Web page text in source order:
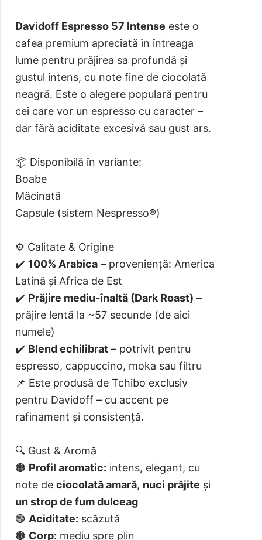
Davidoff Espresso 57 Intense este o
cafea premium apreciată în întreaga
lume pentru prăjirea sa profundă și
gustul intens, cu note fine de ciocolată
neagră. Este o alegere populară pentru
cei care vor un espresso cu caracter –
dar fără aciditate excesivă sau gust ars.
📦 Disponibilă în variante:
Boabe
Măcinată
Capsule (sistem Nespresso®)
⚙️ Calitate & Origine
✔️ 100% Arabica – proveniență: America
Latină și Africa de Est
✔️ Prăjire mediu-înaltă (Dark Roast) –
prăjire lentă la ~57 secunde (de aici
numele)
✔️ Blend echilibrat – potrivit pentru
espresso, cappuccino, moka sau filtru
📌 Este produsă de Tchibo exclusiv
pentru Davidoff – cu accent pe
rafinament și consistență.
🔍 Gust & Aromă
🟤 Profil aromatic: intens, elegant, cu
note de ciocolată amară, nuci prăjite și
un strop de fum dulceag
🟢 Aciditate: scăzută
🟤 Corp: mediu spre plin